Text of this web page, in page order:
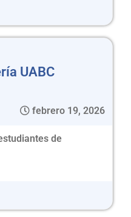
UABC
febrero 19, 2026
de